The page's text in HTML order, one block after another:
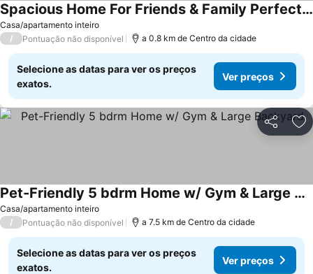
Casa/apartamento inteiro
Spacious Home For Friends & Family Perfectly Located. Pet Friendly! Ev Charger!
/ Pontuação não disponível a 0.8 km de Centro da cidade
Selecione as datas para ver os preços
exatos.
Ver preços
Partilhar
Casa/apartamento inteiro
Pet-Friendly 5 bdrm Home w/ Gym & Large Backyard
/ Pontuação não disponível a 7.5 km de Centro da cidade
Selecione as datas para ver os preços
exatos.
Ver preços